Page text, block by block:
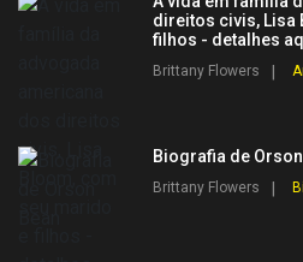
direitos civis, Lisa
filhos - detalhes
Brittany Flowers
Biografia de
Brittany Flowers